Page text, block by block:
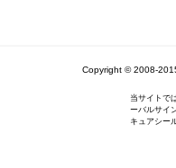
Copyright © 2008-
当サイトで
ーバルサイ
キュアシー